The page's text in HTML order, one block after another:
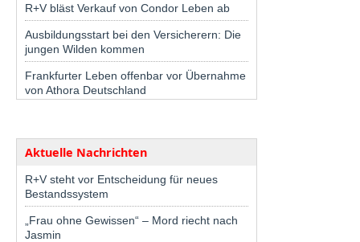
R+V bläst Verkauf von Condor Leben ab
Ausbildungsstart bei den Versicherern: Die
jungen Wilden kommen
Frankfurter Leben offenbar vor Übernahme
von Athora Deutschland
Aktuelle Nachrichten
R+V steht vor Entscheidung für neues
Bestandssystem
„Frau ohne Gewissen“ – Mord riecht nach
Jasmin